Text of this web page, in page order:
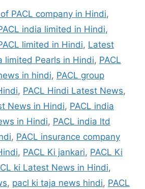
PACL company in Hindi,
india limited in Hindi,
limited in Hindi, Latest
limited Pearls in Hindi, PACL
in hindi, PACL group
, PACL Hindi Latest News,
News in Hindi, PACL india
in Hindi, PACL india ltd
, PACL insurance company
, PACL Ki jankari, PACL Ki
ki Latest News in Hindi,
, pacl ki taja news hindi, PACL